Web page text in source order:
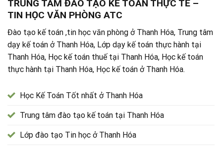
TRUNG TÂM ĐÀO TẠO KẾ TOÁN THỰC TẾ –
TIN HỌC VĂN PHÒNG ATC
Đào tạo kế toán ,tin học văn phòng ở Thanh Hóa, Trung tâm
dạy kế toán ở Thanh Hóa, Lớp dạy kế toán thực hành tại
Thanh Hóa, Học kế toán thuế tại Thanh Hóa, Học kế toán
thực hành tại Thanh Hóa, Học kế toán ở Thanh Hóa.
Học Kế Toán Tốt nhất ở Thanh Hóa
Trung tâm đào tạo kế toán tại Thanh Hóa
Lớp đào tạo Tin học ở Thanh Hóa